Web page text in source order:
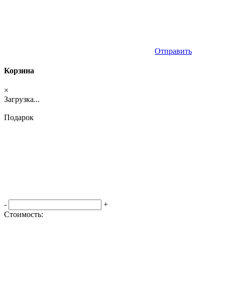
Отправить
Корзина
×
Загрузка...
Подарок
-
+
Стоимость: